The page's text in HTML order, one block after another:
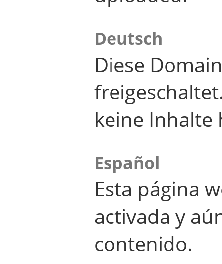
Deutsch
Diese
keine Inhalte
Español
Esta página
activada y
contenido.